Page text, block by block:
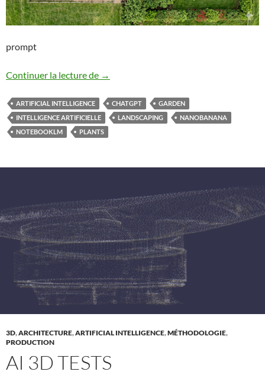
prompt
Continuer la lecture de Ai – Landscaping
→
ARTIFICIAL INTELLIGENCE CHATGPT
GARDEN
INTELLIGENCE ARTIFICIELLE
LANDSCAPING
NANOBANANA
NOTEBOOKLM
PLANTS
3D,ARCHITECTURE,ARTIFICIAL INTELLIGENCE,MÉTHODOLOGIE,
PRODUCTION
AI 3D TESTS